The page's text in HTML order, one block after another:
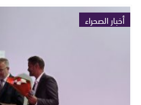
أخبار الصحراء